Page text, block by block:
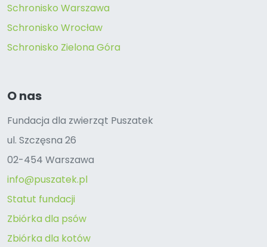
Schronisko Warszawa
Schronisko Wrocław
Schronisko Zielona Góra
O nas
Fundacja dla zwierząt Puszatek
ul. Szczęsna 26
02-454 Warszawa
info@puszatek.pl
Statut fundacji
Zbiórka dla psów
Zbiórka dla kotów